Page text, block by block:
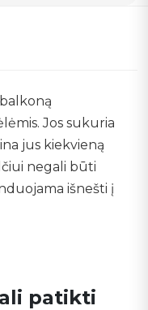
Jos sukuria
jus kiekvieną
negali būti
išnešti į
patikti